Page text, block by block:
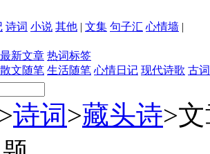
诗词 小说 其他 | 文集 句子汇 心情墙 |
最新文章 热词标签
散文随笔 生活随笔 心情日记 现代诗歌 古
>诗词>藏头诗>